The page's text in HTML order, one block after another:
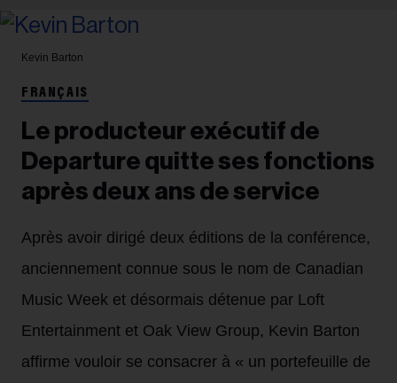
Kevin Barton
FRANÇAIS
Le producteur exécutif de
Departure quitte ses fonctions
après deux ans de service
Après avoir dirigé deux éditions de la conférence,
anciennement connue sous le nom de Canadian
Music Week et désormais détenue par Loft
Entertainment et Oak View Group, Kevin Barton
affirme vouloir se consacrer à « un portefeuille de